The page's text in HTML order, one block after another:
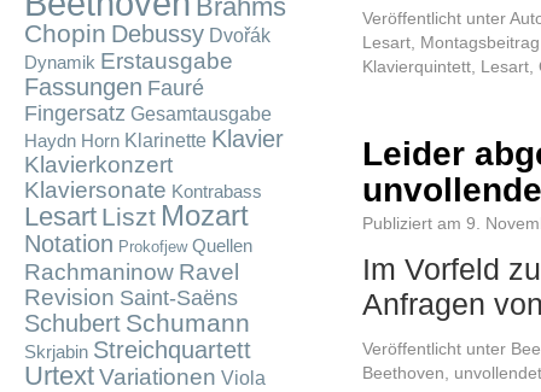
Veröffentlicht unter
Lesart Montagsbeitrag
Klavierquintett Lesart
Leider
Publiziert am 9.
Im Vorfeld
Anfragen
Veröffentlicht unter
Beethoven
unvollendet
Brahms
Chopin Debussy Dvořák
Dynamik Erstausgabe
Fassungen Fauré
Fingersatz Gesamtausgabe
Haydn Horn Klarinette Klavier
Klavierkonzert
Klaviersonate Kontrabass
Lesart Liszt Mozart
Notation Prokofjew Quellen
Rachmaninow Ravel
Revision Saint-Saëns
Schubert Schumann
Skrjabin Streichquartett
UrtextVariationen Viola